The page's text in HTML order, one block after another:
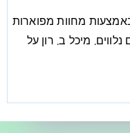
מחוות מפוארות
מיכל ב. רון על